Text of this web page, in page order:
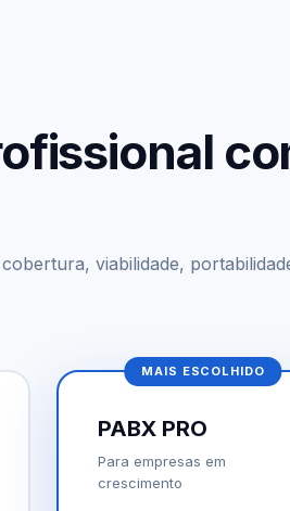
viabilidade,
MAIS ESCOLHIDO
PABX PRO
Para empresas em
crescimento